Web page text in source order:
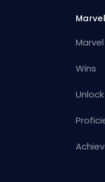
Wins